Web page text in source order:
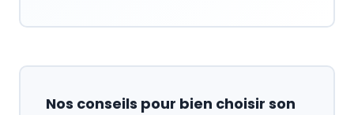
Nos conseils pour bien choisir son